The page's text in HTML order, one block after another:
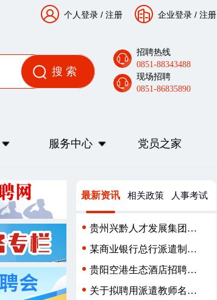
企业登录 / 注册
个人登录 / 注册
招聘热线
0851-88343488
现场招聘
0851-86835890
服务中心 党员之家
最新资讯 相关政策 人事考试
贵州兴黔人才发展集团有
限公司派遣制员工招聘
某商业银行总行派遣制用
工人员招聘公告
贵阳空港生态酒店招聘简
章
关于拟聘用派遣教师名单